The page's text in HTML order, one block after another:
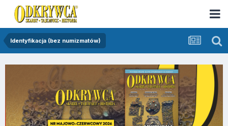
Identyfikacja (bez numizmatów)